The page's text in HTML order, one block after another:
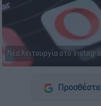
Νέα λειτουργία στο